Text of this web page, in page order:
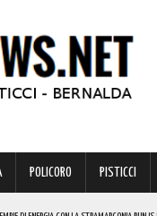
POLICORO PISTICCI